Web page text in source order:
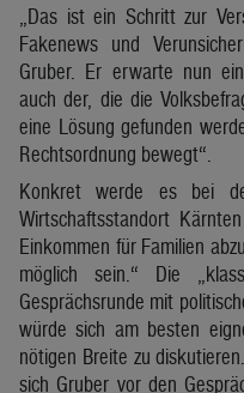
„Das ist ein Schritt zur
Fakenews und
Gruber. Er erwarte nun
auch der, die die
eine Lösung gefunden
Rechtsordnung bewegt“.
Konkret werde es bei
Wirtschaftsstandort
Einkommen für Familien
möglich sein.“ Die
Gesprächsrunde mit
würde sich am besten
nötigen Breite zu
sich Gruber vor den